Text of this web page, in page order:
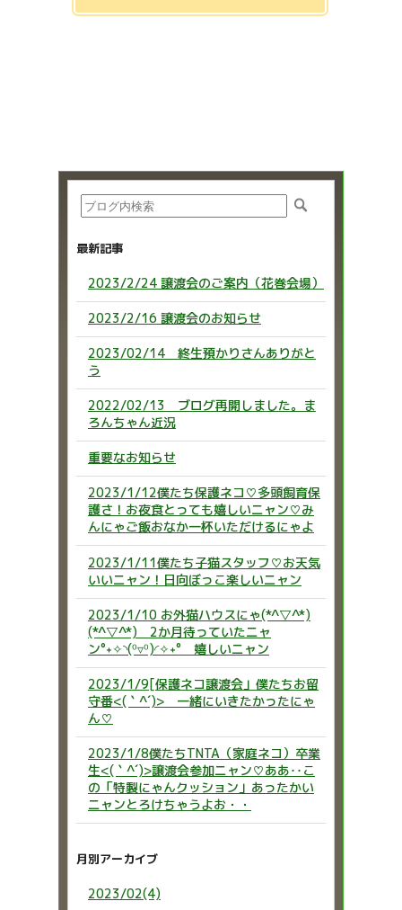
最新記事
2023/2/24 譲渡会のご案内（花巻会場）
2023/2/16 譲渡会のお知らせ
2023/02/14 終生預かりさんありがと
う
2022/02/13 ブログ再開しました。ま
ろんちゃん近況
重要なお知らせ
2023/1/12僕たち保護ネコ♡多頭飼育保
護さ！お夜食とっても嬉しいニャン♡み
んにゃご飯おなか一杯いただけるにゃよ
2023/1/11僕たち子猫スタッフ♡お天気
いいニャン！日向ぼっこ楽しいニャン
2023/1/10 お外猫ハウスにゃ(*^▽^*)
(*^▽^*) 2か月待っていたニャ
ン°˖✧◝(⁰▿⁰)◜✧˖° 嬉しいニャン
2023/1/9[保護ネコ譲渡会」僕たちお留
守番<(｀^´)> 一緒にいきたかったにゃ
ん♡
2023/1/8僕たちTNTA（家庭ネコ）卒業
生<(｀^´)>譲渡会参加ニャン♡ああ‥こ
の「特製にゃんクッション」あったかい
ニャンとろけちゃうよお・・
月別アーカイブ
2023/02(4)